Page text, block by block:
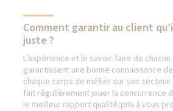
Comment garantir au client
juste ?
L’expérience et le savoir-faire de
garantissent une bonne connaissance
chaque corps de métier sur son
fait régulièrement jouer la concurrence
le meilleur rapport qualité/prix à vous